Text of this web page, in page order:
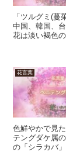
「ツルグミ(
中国、韓国、
花は淡い褐色
花言葉
色鮮やかで見
テングダケ属
の「シラカバ